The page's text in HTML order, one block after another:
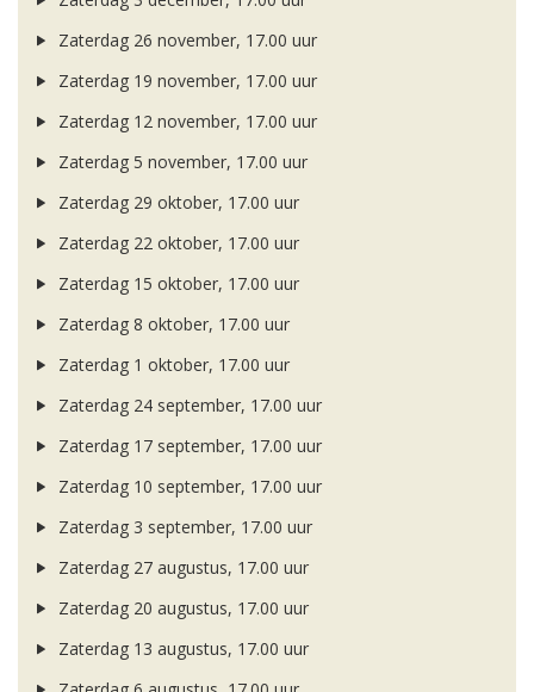
Zaterdag 26 november, 17.00 uur
Zaterdag 19 november, 17.00 uur
Zaterdag 12 november, 17.00 uur
Zaterdag 5 november, 17.00 uur
Zaterdag 29 oktober, 17.00 uur
Zaterdag 22 oktober, 17.00 uur
Zaterdag 15 oktober, 17.00 uur
Zaterdag 8 oktober, 17.00 uur
Zaterdag 1 oktober, 17.00 uur
Zaterdag 24 september, 17.00 uur
Zaterdag 17 september, 17.00 uur
Zaterdag 10 september, 17.00 uur
Zaterdag 3 september, 17.00 uur
Zaterdag 27 augustus, 17.00 uur
Zaterdag 20 augustus, 17.00 uur
Zaterdag 13 augustus, 17.00 uur